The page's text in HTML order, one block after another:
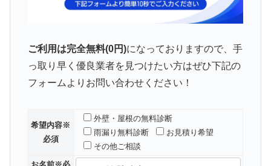
ご利用は完全無料(0円)になっておりますので、手
っ取り早く優良業者を見つけたい方はぜひ下記の
フォームよりお問い合わせください！
希望内容※
必須
外壁・屋根の無料診断
雨漏り無料診断
お見積り希望
その他ご相談